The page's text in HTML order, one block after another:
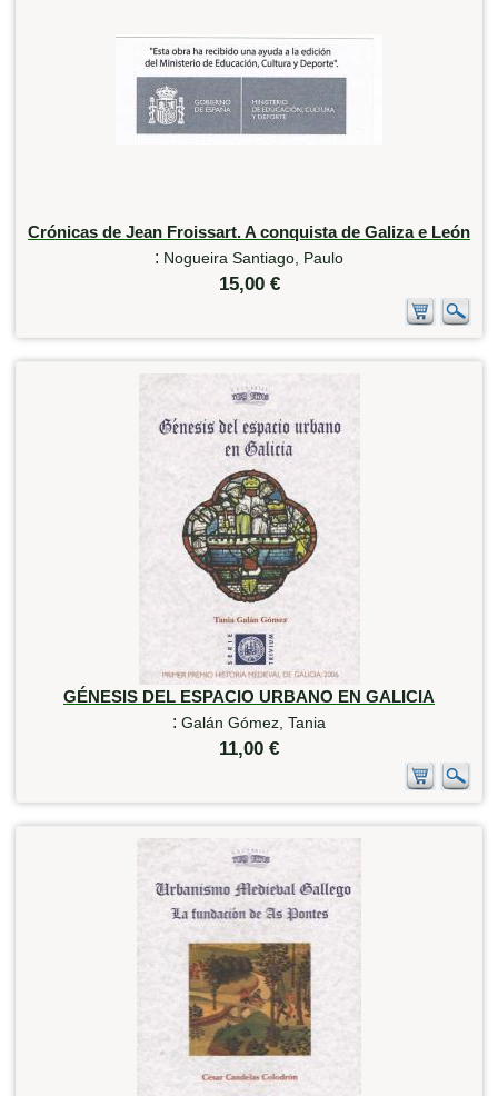
Crónicas de Jean Froissart. A conquista de Galiza e León
: Nogueira Santiago, Paulo
15,00 €
GÉNESIS DEL ESPACIO URBANO EN GALICIA
: Galán Gómez, Tania
11,00 €